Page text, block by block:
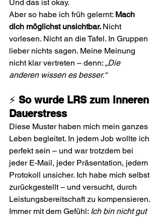
Und das ist okay.
Aber so habe ich früh gelernt: Mach
dich möglichst unsichtbar. Nicht
vorlesen. Nicht an die Tafel. In Gruppen
lieber nichts sagen. Meine Meinung
nicht klar vertreten – denn: „Die
anderen wissen es besser.“
⚡ So wurde LRS zum inneren
Dauerstress
Diese Muster haben mich mein ganzes
Leben begleitet. In jedem Job wollte ich
perfekt sein – und war trotzdem bei
jeder E-Mail, jeder Präsentation, jedem
Protokoll unsicher. Ich habe mich selbst
zurückgestellt – und versucht, durch
Leistungsbereitschaft zu kompensieren.
Immer mit dem Gefühl: Ich bin nicht gut